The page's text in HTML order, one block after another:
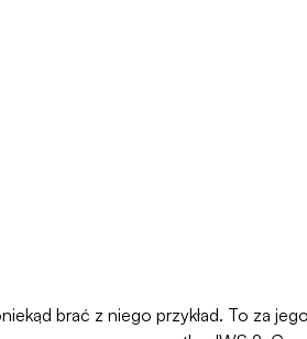
brać z niego przykład. To za